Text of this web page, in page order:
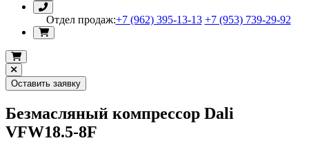
Отдел продаж:+7 (962) 395-13-13 +7 (953) 739-29-92
Оставить заявку
Безмасляный компрессор Dali
VFW18.5-8F